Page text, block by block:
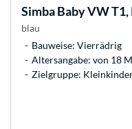
SimbaBaby VW
blau
Bauweise: Vierrädrig
Altersangabe: von 18
Zielgruppe: